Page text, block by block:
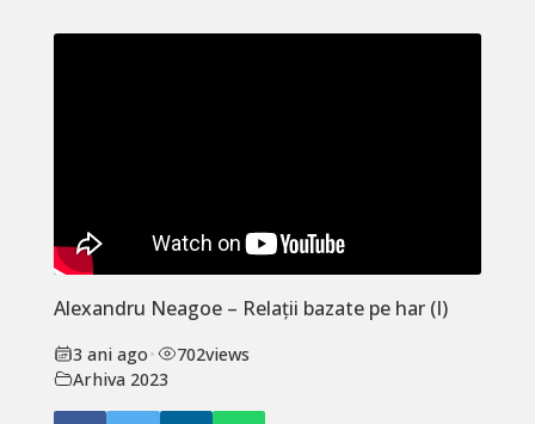
Alexandru Neagoe – Relații bazate pe har (I)
3 ani ago• 702views
Arhiva 2023